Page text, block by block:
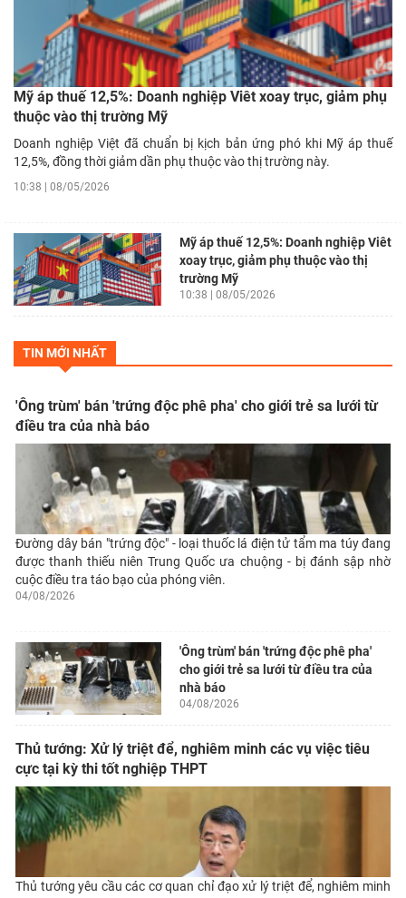
Mỹ áp thuế 12,5%: Doanh nghiệp Viêt xoay trục, giảm phụ
thuộc vào thị trường Mỹ
Doanh nghiệp Việt đã chuẩn bị kịch bản ứng phó khi Mỹ áp thuế
12,5%, đồng thời giảm dần phụ thuộc vào thị trường này.
10:38 | 08/05/2026
Mỹ áp thuế 12,5%: Doanh nghiệp Viêt
xoay trục, giảm phụ thuộc vào thị
trường Mỹ
10:38 | 08/05/2026
TIN MỚI NHẤT
'Ông trùm' bán 'trứng độc phê pha' cho giới trẻ sa lưới từ
điều tra của nhà báo
Đường dây bán "trứng độc" - loại thuốc lá điện tử tẩm ma túy đang
được thanh thiếu niên Trung Quốc ưa chuộng - bị đánh sập nhờ
cuộc điều tra táo bạo của phóng viên.
04/08/2026
'Ông trùm' bán 'trứng độc phê pha'
cho giới trẻ sa lưới từ điều tra của
nhà báo
04/08/2026
Thủ tướng: Xử lý triệt để, nghiêm minh các vụ việc tiêu
cực tại kỳ thi tốt nghiệp THPT
Thủ tướng yêu cầu các cơ quan chỉ đạo xử lý triệt để, nghiêm minh